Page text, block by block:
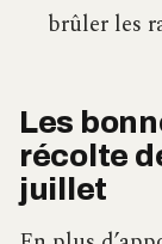
brûler les
Les
récolte
juillet